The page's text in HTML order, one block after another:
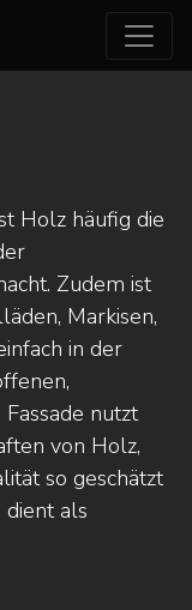
Holz häufig die
Zudem ist
Markisen,
in der
nutzt
von Holz,
so geschätzt
als